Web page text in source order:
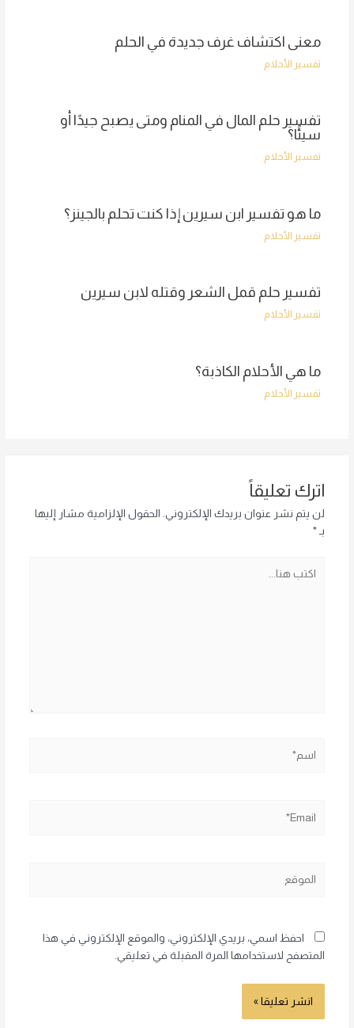
معنى اكتشاف غرف جديدة في الحلم
تفسير الأحلام
تفسير حلم المال في المنام ومتى يصبح جيدًا أو
سيئًا؟
تفسير الأحلام
ما هو تفسير ابن سيرين إذا كنت تحلم بالجينز؟
تفسير الأحلام
تفسير حلم قمل الشعر وقتله لابن سيرين
تفسير الأحلام
ما هي الأحلام الكاذبة؟
تفسير الأحلام
اترك تعليقاً
لن يتم نشر عنوان بريدك الإلكتروني. الحقول الإلزامية مشار إليها
بـ *
احفظ اسمي، بريدي الإلكتروني، والموقع الإلكتروني في هذا
المتصفح لاستخدامها المرة المقبلة في تعليقي.